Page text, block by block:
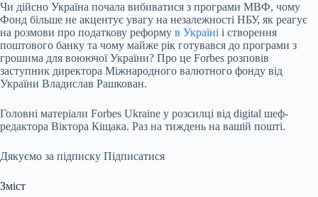
Чи дійсно Україна почала вибиватися з програми МВФ, чому
Фонд більше не акцентує увагу на незалежності НБУ, як реагує
на розмови про податкову реформу в Україні і створення
поштового банку та чому майже рік готувався до програми з
грошима для воюючої України? Про це Forbes розповів
заступник директора Міжнародного валютного фонду від
України Владислав Рашкован.
Головні матеріали Forbes Ukraine у розсилці від digital шеф-
редактора Віктора Кіщака. Раз на тиждень на вашій пошті.
Дякуємо за підписку Підписатися
Зміст